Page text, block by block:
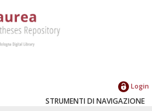
Login
STRUMENTI DI NAVIGAZIONE